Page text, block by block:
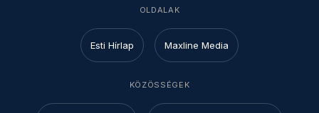
OLDALAK
Esti Hírlap Maxline Media
KÖZÖSSÉGEK